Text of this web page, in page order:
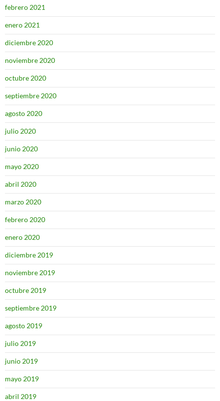
febrero 2021
enero 2021
diciembre 2020
noviembre 2020
octubre 2020
septiembre 2020
agosto 2020
julio 2020
junio 2020
mayo 2020
abril 2020
marzo 2020
febrero 2020
enero 2020
diciembre 2019
noviembre 2019
octubre 2019
septiembre 2019
agosto 2019
julio 2019
junio 2019
mayo 2019
abril 2019